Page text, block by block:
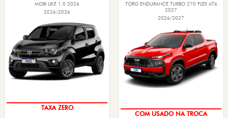
MOBI LIKE 1.0 2026
2026/2026
TAXA ZERO
TORO ENDURANCE TURBO 270 FLEX AT6
2027
2026/2027
COM USADO NA TROCA